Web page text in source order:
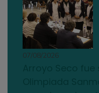
07/08/2026